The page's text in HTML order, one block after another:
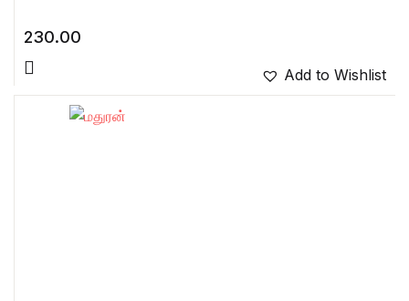
230.00
Add to Wishlist